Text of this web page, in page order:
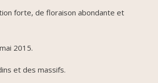
forte, de floraison abondante et
2015.
et des massifs.